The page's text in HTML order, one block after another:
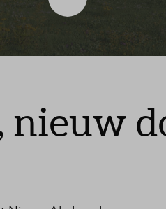
nieuw